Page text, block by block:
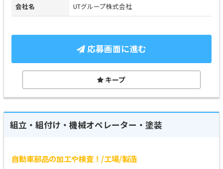
会社名 UTグループ株式会社
応募画面に進む
キープ
組立・組付け・機械オペレーター・塗装
自動車部品の加工や検査！/工場/製造